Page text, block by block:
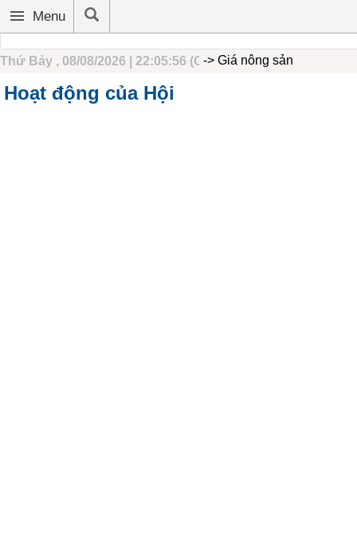
Trang chủ Hoạt động hội
Menu
Thứ Bảy , 08/08/2026 | 22:05:57 (GMT+7)-> Giá nông sản
Hoạt động của Hội